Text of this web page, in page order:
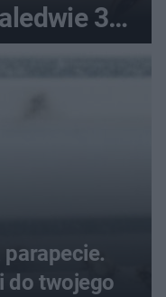
3
parapecie.
do twojego